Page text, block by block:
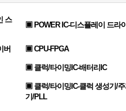
스
▣ POWER IC-디스플레이 드라
버 ▣ CPU-FPGA
▣ 클럭/타이밍IC-배터리IC
▣ 클럭/타이밍IC-클럭 생성기/
기/PLL